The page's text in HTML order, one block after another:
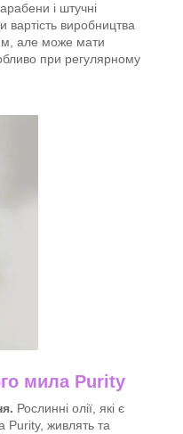
і штучні
виробництва
але може мати
при регулярному
мила Purity
Рослинні олії, які є
Purity, живлять та